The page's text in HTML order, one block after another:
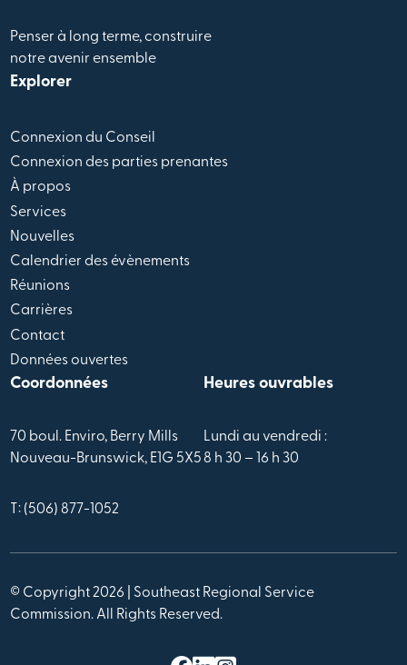
Penser à long terme, construire
notre avenir ensemble
Explorer
Connexion du Conseil
Connexion des parties prenantes
À propos
Services
Nouvelles
Calendrier des évènements
Réunions
Carrières
Contact
Données ouvertes
Coordonnées
70 boul. Enviro, Berry Mills
Nouveau-Brunswick, E1G 5X5
T: (506) 877-1052
Heures ouvrables
Lundi au vendredi :
8 h 30 – 16 h 30
© Copyright 2026 | Southeast Regional Service
Commission. All Rights Reserved.